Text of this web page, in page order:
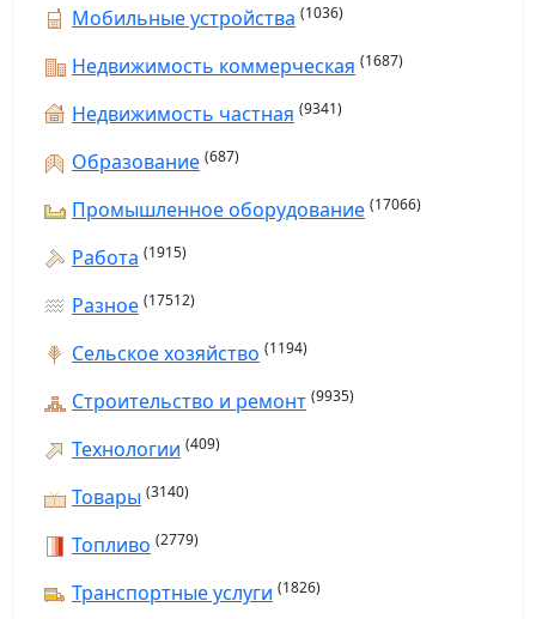
Мобильные устройства (1036)
Недвижимость коммерческая (1687)
Недвижимость частная (9341)
Образование (687)
Промышленное оборудование (17066)
Работа (1915)
Разное (17512)
Сельское хозяйство (1194)
Строительство и ремонт (9935)
Технологии (409)
Товары (3140)
Топливо (2779)
Транспортные услуги (1826)